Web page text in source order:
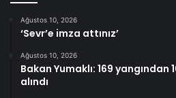
Ağustos 10, 2026
‘Sevr’e imza attınız’
Ağustos 10, 2026
Bakan Yumaklı: 169 yangından
alındı